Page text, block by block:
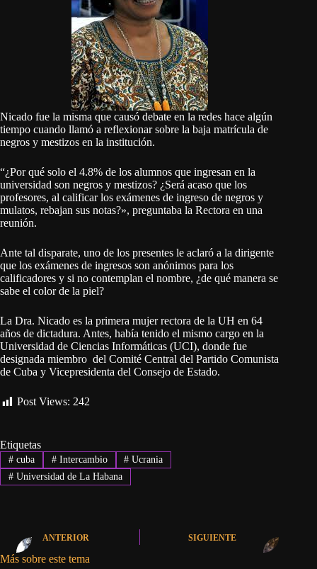
Nicado fue la misma que causó debate en la redes hace algún
tiempo cuando llamó a reflexionar sobre la baja matrícula de
negros y mestizos en la institución.
“¿Por qué solo el 4.8% de los alumnos que ingresan en la
universidad son negros y mestizos? ¿Será acaso que los
profesores, al calificar los exámenes de ingreso de negros y
mulatos, rebajan sus notas?», preguntaba la Rectora en una
reunión.
Ante tal disparate, uno de los presentes le aclaró a la dirigente
que los exámenes de ingresos son anónimos para los
calificadores y si no contemplan el nombre, ¿de qué manera se
sabe el color de la piel?
La Dra. Nicado es la primera mujer rectora de la UH en 64
años de dictadura. Antes, había tenido el mismo cargo en la
Universidad de Ciencias Informáticas (UCI), donde fue
designada miembro del Comité Central del Partido Comunista
de Cuba y Vicepresidenta del Consejo de Estado.
Post Views: 242
Etiquetas
#cuba #Intercambio # Ucrania
#Universidad de La Habana
ANTERIOR SIGUIENTE
Más sobre este tema